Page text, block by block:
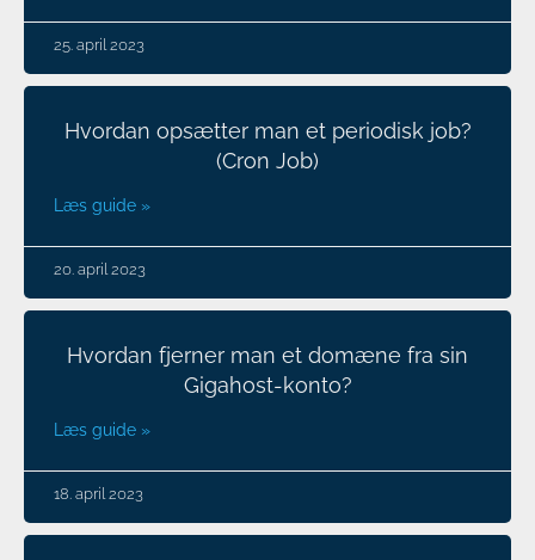
25. april 2023
Hvordan opsætter man et periodisk job?
(Cron Job)
Læs guide »
20. april 2023
Hvordan fjerner man et domæne fra sin
Gigahost-konto?
Læs guide »
18. april 2023